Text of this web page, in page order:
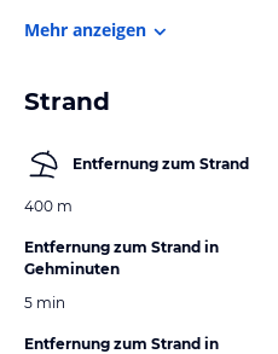
Mehr anzeigen
Strand
Entfernung zum Strand
400 m
Entfernung zum Strand in
Gehminuten
5 min
Entfernung zum Strand in